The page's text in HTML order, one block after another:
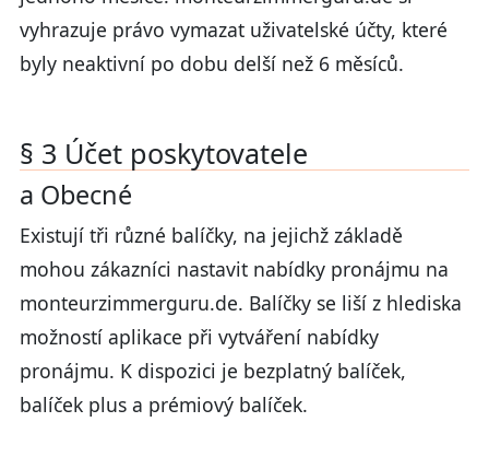
vyhrazuje právo vymazat uživatelské účty, které
byly neaktivní po dobu delší než 6 měsíců.
§ 3 Účet poskytovatele
a Obecné
Existují tři různé balíčky, na jejichž základě
mohou zákazníci nastavit nabídky pronájmu na
monteurzimmerguru.de. Balíčky se liší z hlediska
možností aplikace při vytváření nabídky
pronájmu. K dispozici je bezplatný balíček,
balíček plus a prémiový balíček.